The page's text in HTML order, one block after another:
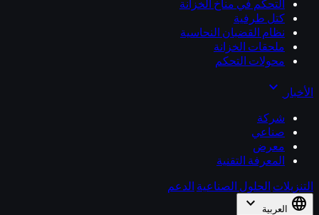
التحكم في مناخ الخزانة
كتل طرفية
نظام القضبان النحاسية
ملحقات الخزانة
محولات التحكم
الأخبار expand_more
شركة
صناعي
معرض
المعرفة التقنية
التنزيلات الحلول الصناعية الدعم
language العربية expand_more